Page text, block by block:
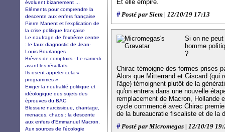
Et elle empire.
#Posté par Siem | 12/10/19 17:13
Si on ne
homme
?
Chirac témoigne des formes prises
Alors que Mitterrand et Giscard (qui
l'âge) témoignent plutôt de la
qu'on entrera dans une nouvelle
remplacement de Macron, Hollande
cycle commencé avec Chirac
de la bureaucratie fiscaliste et de la
#Posté par Micromegas | 12/10/19
évoluent bizarrement ...
Eléments pour comprendre la
descente aux enfers française
Pierre Manent et l’explication de
la crise politique française
Le naufrage de l’extrême centre
: le faux diagnostic de Jean-
Louis Bourlanges
Brèves de comptoirs - Le samedi
avant les résultats
Ils osent appeler cela «
programmes »
Exiger la neutralité politique et
idéologique des sujets des
épreuves du BAC
Blessure narcissique, chantage,
menaces, chaos : la descente
aux enfers d'Emmanuel Macron.
Aux sources de l'écologie